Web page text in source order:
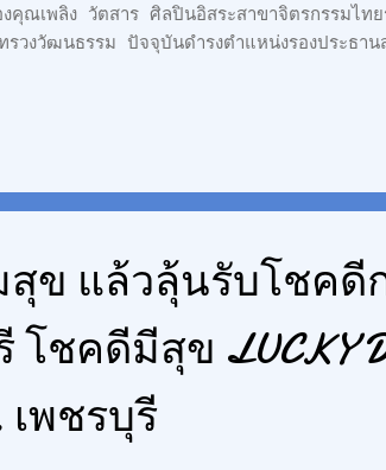
คุณเพลิง วัตสาร ศิลปินอิสระสาขาจิตรกรรมไท
วงวัฒนธรรม ปัจจุบันดำรงตำแหน่งรองประธานส
ข แล้วลุ้นรับโชคดี
ชคดีมีสุข LUCKY
เพชรบุรี